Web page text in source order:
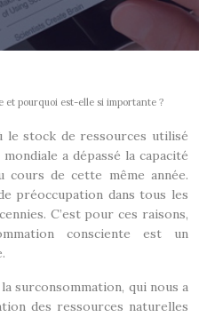
et pourquoi est-elle si importante ?
le stock de ressources utilisé
a dépassé la capacité
de cette même année.
préoccupation dans tous les
C’est pour ces raisons,
consciente est un
surconsommation, qui nous a
des ressources naturelles